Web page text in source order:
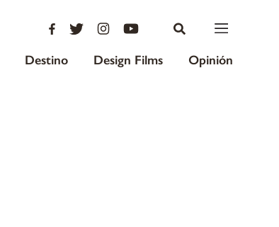
Destino Design Films Opinión